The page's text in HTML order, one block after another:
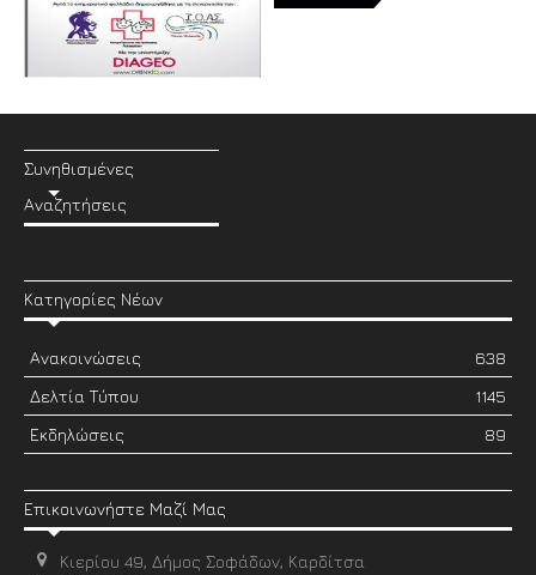
Συνηθισμένες
Αναζητήσεις
Κατηγορίες Νέων
Ανακοινώσεις
638
Δελτία Τύπου
1145
Εκδηλώσεις
89
Επικοινωνήστε Μαζί Μας
Κιερίου 49, Δήμος Σοφάδων, Καρδίτσα